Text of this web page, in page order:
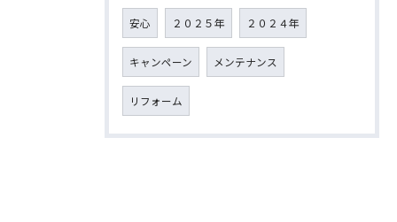
安心 ２０２５年 ２０２４年
キャンペーン メンテナンス
リフォーム